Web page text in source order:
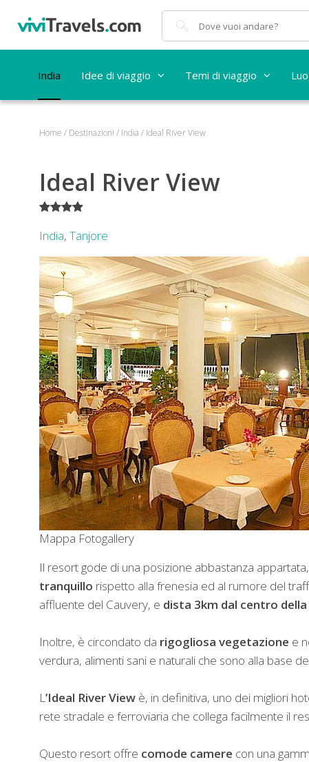
Cerca
India Idee di viaggio Temi di viaggio
Home / Destinazioni / India / Ideal River View
Ideal River View
****
India, Tanjore
Mappa Fotogallery
Il resort gode di una posizione abbastanza
tranquillo rispetto alla frenesia ed al rumore del
affluente del Cauvery, e dista 3km dal centro
Inoltre, è circondato da rigogliosa vegetazione e
verdura, alimenti sani e naturali che sono alla base
L’Ideal River View è, in definitiva, uno dei migliori
rete stradale e ferroviaria che collega facilmente il
Questo resort offre comode camere con una